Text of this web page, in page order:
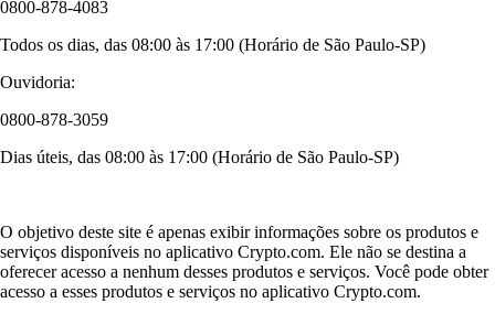
0800-878-4083
Todos os dias, das 08:00 às 17:00 (Horário de São Paulo-SP)
Ouvidoria:
0800-878-3059
Dias úteis, das 08:00 às 17:00 (Horário de São Paulo-SP)
O objetivo deste site é apenas exibir informações sobre os produtos e
serviços disponíveis no aplicativo Crypto.com. Ele não se destina a
oferecer acesso a nenhum desses produtos e serviços. Você pode obter
acesso a esses produtos e serviços no aplicativo Crypto.com.